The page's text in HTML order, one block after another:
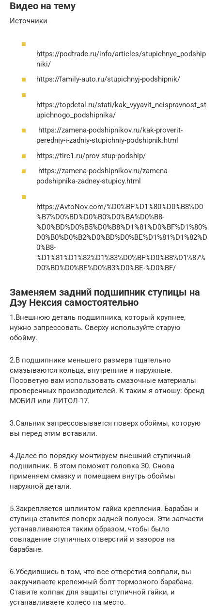
Видео на тему
Источники
https://podtrade.ru/info/articles/stupichnye_podship
niki/
https://family-auto.ru/stupichnyj-podshipnik/
https://topdetal.ru/stati/kak_vyyavit_neispravnost_st
upichnogo_podshipnika/
https://zamena-podshipnikov.ru/kak-proverit-
peredniy-i-zadniy-stupichniy-podshipnik.html
https://tire1.ru/prov-stup-podship/
https://zamena-podshipnikov.ru/zamena-
podshipnika-zadney-stupicy.html
https://AvtoNov.com/%D0%BF%D1%80%D0%B8%D0
%B7%D0%BD%D0%B0%D0%BA%D0%B8-
%D0%BD%D0%B5%D0%B8%D1%81%D0%BF%D1%80%
D0%B0%D0%B2%D0%BD%D0%BE%D1%81%D1%82%D
0%B8-
%D1%81%D1%82%D1%83%D0%BF%D0%B8%D1%87%
D0%BD%D0%BE%D0%B3%D0%BE-%D0%BF/
Заменяем задний подшипник ступицы на
Дэу Нексия самостоятельно
1.Внешнюю деталь подшипника, который крупнее,
нужно запрессовать. Сверху используйте старую
обойму.
2.В подшипнике меньшего размера тщательно
смазываются кольца, внутренние и наружные.
Посоветую вам использовать смазочные материалы
проверенных производителей. К таким я отношу: бренд
МОБИЛ или ЛИТОЛ-17.
3.Сальник запрессовывается поверх обоймы, которую
вы перед этим вставили.
4.Далее по порядку монтируем внешний ступичный
подшипник. В этом поможет головка 30. Снова
применяем смазку и помещаем внутрь обоймы
наружной детали.
5.Закрепляется шплинтом гайка крепления. Барабан и
ступица ставится поверх задней полуоси. Эти запчасти
устанавливаются таким образом, чтобы было
совпадение ступичных отверстий и зазоров на
барабане.
6.Убедившись в том, что все отверстия совпали, вы
закручиваете крепежный болт тормозного барабана.
Ставите колпак для защиты ступичной гайки, и
устанавливаете колесо на место.